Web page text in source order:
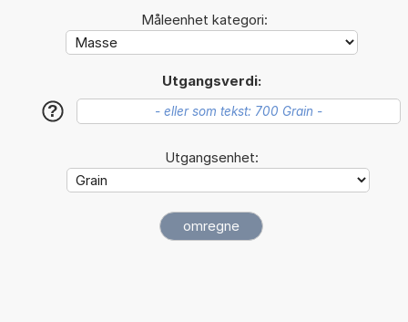
Måleenhet kategori:
Utgangsverdi:
?
Utgangsenhet: